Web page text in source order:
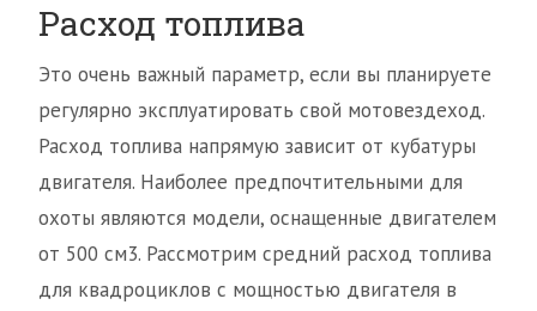
Расход топлива
Это очень важный параметр, если вы планируете
регулярно эксплуатировать свой мотовездеход.
Расход топлива напрямую зависит от кубатуры
двигателя. Наиболее предпочтительными для
охоты являются модели, оснащенные двигателем
от 500 см3. Рассмотрим средний расход топлива
для квадроциклов с мощностью двигателя в